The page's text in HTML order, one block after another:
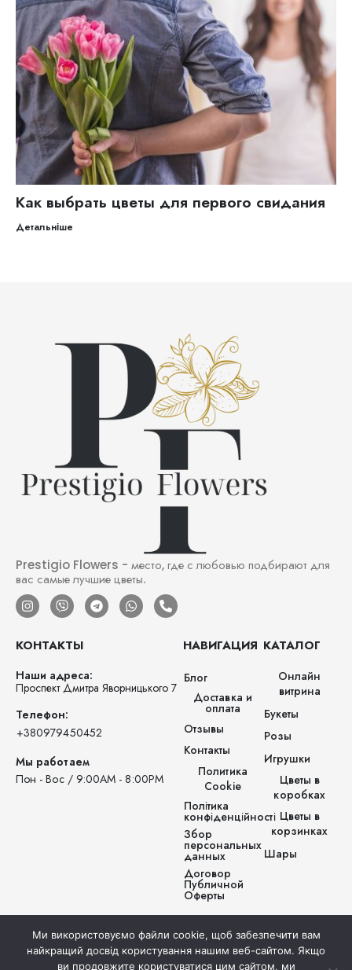
Как выбрать цветы для первого свидания
Детальніше
Prestigio Flowers - место, где с любовью подбирают для
вас самые лучшие цветы.
КОНТАКТЫ
Наши адреса:
Проспект Дмитра Яворницького 7
Телефон:
‪+380979450452‬
Мы работаем
Пон - Вос / 9:00AM - 8:00PM
НАВИГАЦИЯ
Блог
Доставка и
оплата
Отзывы
Контакты
Политика
Cookie
Політика
конфіденційності
Збор
персональных
данных
Договор
Публичной
Оферты
КАТАЛОГ
Онлайн
витрина
Букеты
Розы
Игрушки
Цветы в
коробках
Цветы в
корзинках
Шары
Ми використовуємо файли cookie, щоб забезпечити вам
найкращий досвід користування нашим веб-сайтом. Якщо
ви продовжите користуватися цим сайтом, ми